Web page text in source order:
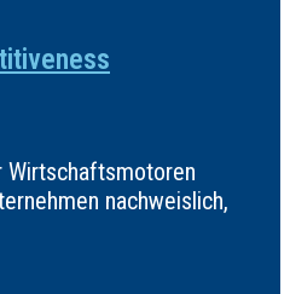
Wirtschaftsmotoren
nachweislich,